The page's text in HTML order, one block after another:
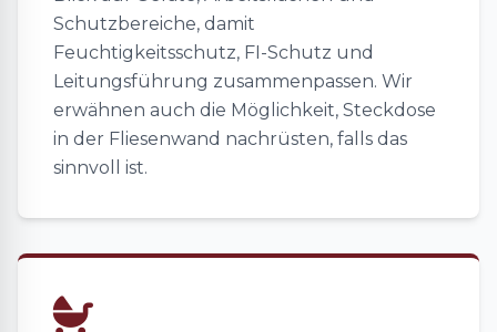
Schutzbereiche, damit
Feuchtigkeitsschutz, FI-Schutz und
Leitungsführung zusammenpassen. Wir
erwähnen auch die Möglichkeit, Steckdose
in der Fliesenwand nachrüsten, falls das
sinnvoll ist.